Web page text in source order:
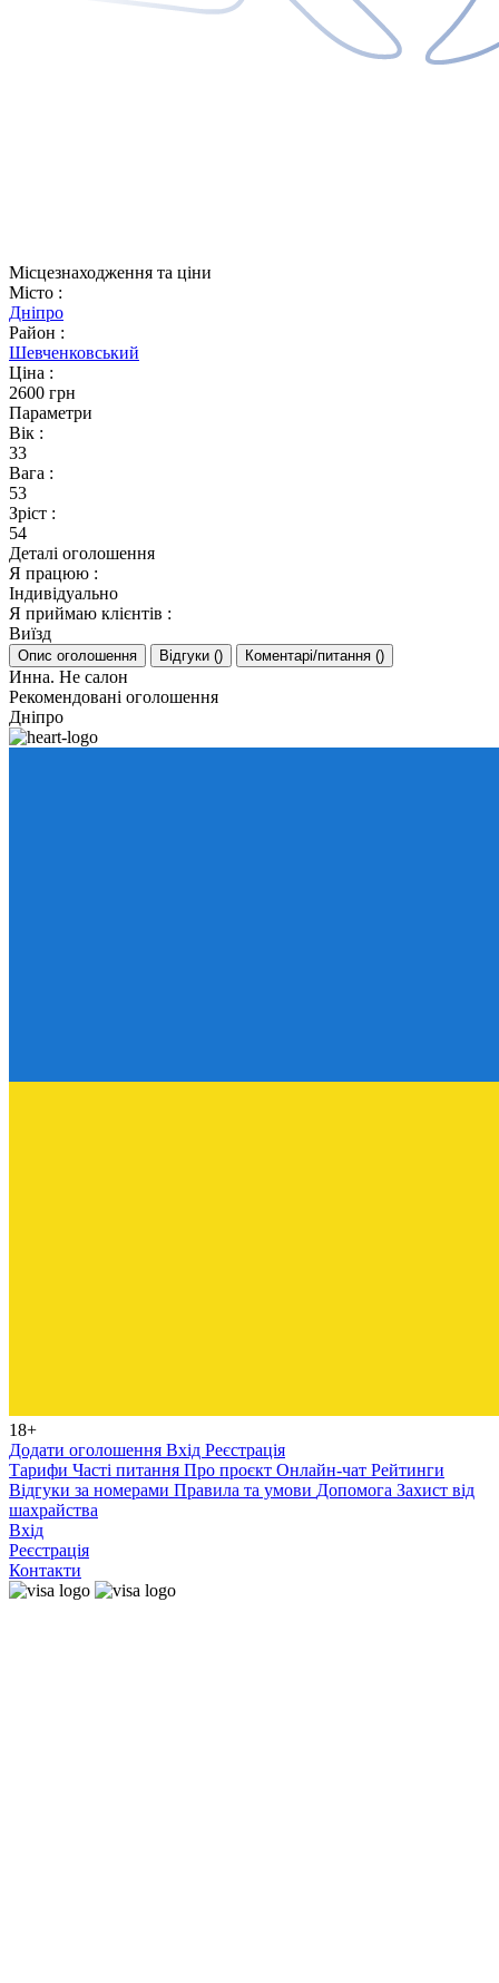
Місцезнаходження та ціни
Місто :
Дніпро
Район :
Шевченковський
Ціна :
2600 грн
Параметри
Вік :
33
Вага :
53
Зріст :
54
Деталі оголошення
Я працюю :
Індивідуально
Я приймаю клієнтів :
Виїзд
Опис оголошення Відгуки () Коментарі/питання ()
Инна. Не салон
Рекомендовані оголошення
Дніпро
18+
Додати оголошення Вхід Реєстрація
Тарифи Часті питання Про проєкт Онлайн-чат Рейтинги
Відгуки за номерами Правила та умови Допомога Захист від
шахрайства
Вхід
Реєстрація
Контакти